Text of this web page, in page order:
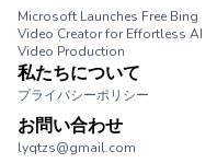
Microsoft Launches Free Bing
Video Creator for Effortless AI
Video Production
私たちについて
プライバシーポリシー
お問い合わせ
lyqtzs@gmail.com